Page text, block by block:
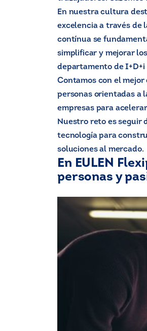
En nuestra cultura
excelencia a través de
contínua se
simplificar y mejorar
departamento de I+D+i
Contamos con el
personas orientadas a
empresas para
Nuestro reto es seguir
tecnología para
soluciones al mercado.
En EULEN F
personas y